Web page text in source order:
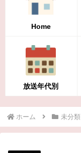
Home
放送年代別
ホーム 未分類